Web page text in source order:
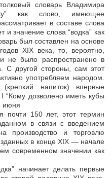
словарь Владимира
как слово, имеющее
в составе слова
значение слова “водка” как
был составлен на основе
XIX века, то, вероятно,
не было распространено в
С другой стороны, сам этот
употребляем народом.
напиток) впервые
“Кому дозволено иметь кубы
июня
почти 150 лет, этот термин
в связи с введением
производство и торговлю
в конце XIX — начале
современном значении как
начинает делать первые